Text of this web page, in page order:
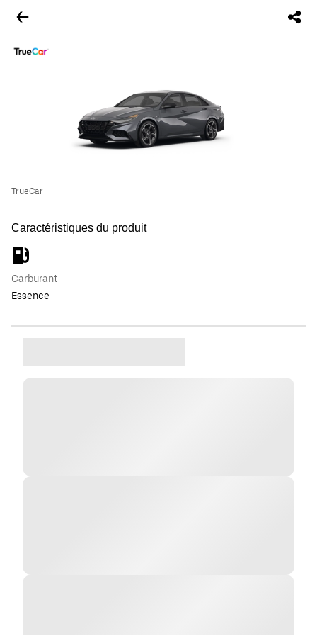
TrueCar
Caractéristiques du produit
Carburant
Essence